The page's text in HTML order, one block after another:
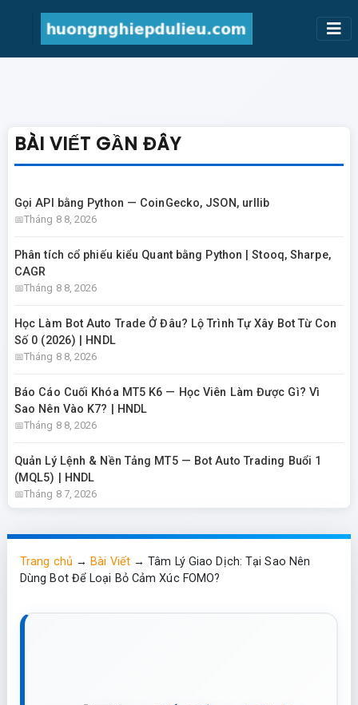
BÀI VIẾT GẦN ĐÂY
Gọi API bằng Python — CoinGecko, JSON, urllib
Tháng 8 8, 2026
Phân tích cổ phiếu kiểu Quant bằng Python | Stooq, Sharpe,
CAGR
Tháng 8 8, 2026
Học Làm Bot Auto Trade Ở Đâu? Lộ Trình Tự Xây Bot Từ Con
Số 0 (2026) | HNDL
Tháng 8 8, 2026
Báo Cáo Cuối Khóa MT5 K6 — Học Viên Làm Được Gì? Vì
Sao Nên Vào K7? | HNDL
Tháng 8 8, 2026
Quản Lý Lệnh & Nền Tảng MT5 — Bot Auto Trading Buổi 1
(MQL5) | HNDL
Tháng 8 7, 2026
Trang chủ →Bài Viết→Tâm Lý Giao Dịch: Tại Sao Nên
Dùng Bot Để Loại Bỏ Cảm Xúc FOMO?